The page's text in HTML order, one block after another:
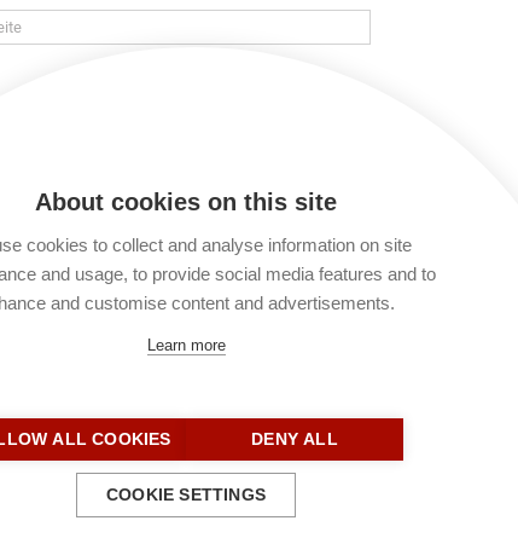
und gespeichert werden. Lies
Kommentar verfassen. Du kannst
Kontakt
About cookies on this site
cookies to collect and analyse information on site
and usage, to provide social media features and to
and customise content and advertisements.
Learn more
ALL COOKIES DENY ALL
COOKIE SETTINGS